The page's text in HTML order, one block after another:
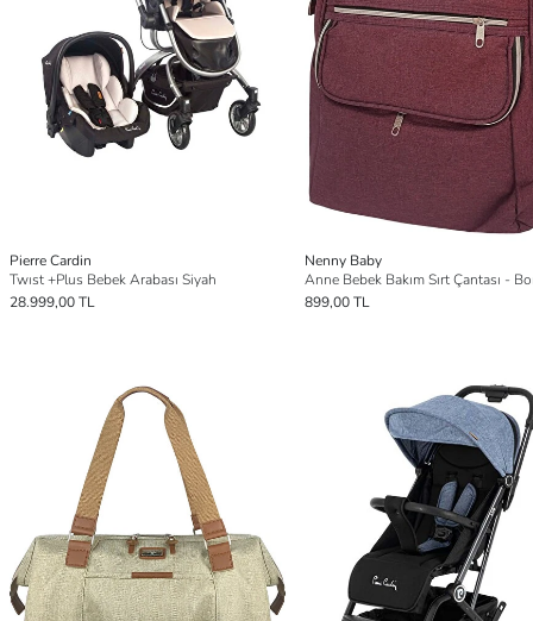
Pierre Cardin
Twıst +Plus Bebek Arabası Siyah
28.999,00 TL
Nenny Baby
Anne Bebek Bakım Sırt Çantası -
899,00 TL